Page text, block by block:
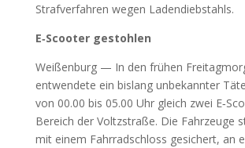
Straf­ver­fah­ren wegen Laden­dieb­stahls.
E‑Scooter gestoh­len
Wei­ßen­burg — In den frü­hen
ent­wen­de­te ein bis­lang unbe­kann­ter
von 00.00 bis 05.00 Uhr gleich zwei
Bereich der Voltz­stra­ße. Die Fahr­zeu­ge
mit einem Fahr­rad­schloss gesi­chert, an